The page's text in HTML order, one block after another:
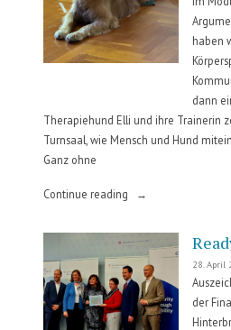
haben
dann
Therapiehund Elli und ihre Trainerin
Turnsaal, wie Mensch und Hund
Ganz ohne
Continue reading
Hund“
28. April
der